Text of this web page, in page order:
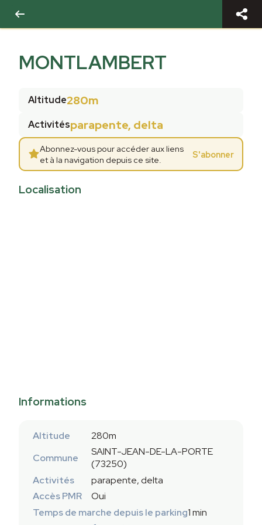
MONTLAMBERT
Altitude280m
Activitésparapente, delta
Abonnez-vous pour accéder aux liens
et à la navigation depuis ce site.
S'abonner
Localisation
Informations
Altitude
280m
Commune
SAINT-JEAN-DE-LA-PORTE
(73250)
Activités
parapente, delta
Accès PMR
Oui
Temps de marche depuis le parking1 min